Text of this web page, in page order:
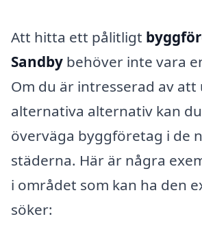
Att hitta ett pålitligt
Sandby behöver inte vara
Om du är intresserad av att
alternativa alternativ kan
överväga byggföretag i de
städerna. Här är några
i området som kan ha den
söker: